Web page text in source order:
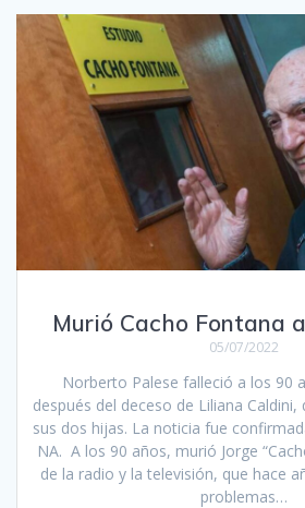
Murió Cacho Fontana
05/07/2022
Norberto Palese falleció a los 90
después del deceso de Liliana
sus dos hijas. La noticia fue
NA. A los 90 años, murió Jorge
de la radio y la televisión, que hace
problemas…